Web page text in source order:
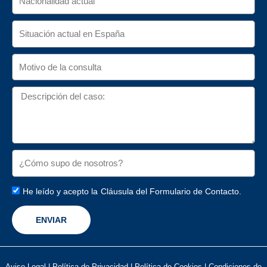
He leído y acepto la Cláusula del Formulario de Contacto.
ENVIAR